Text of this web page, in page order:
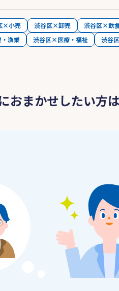
×小売 渋谷区×卸売 渋谷区×飲
漁業 渋谷区×医療・福祉 渋谷
おまかせしたい方